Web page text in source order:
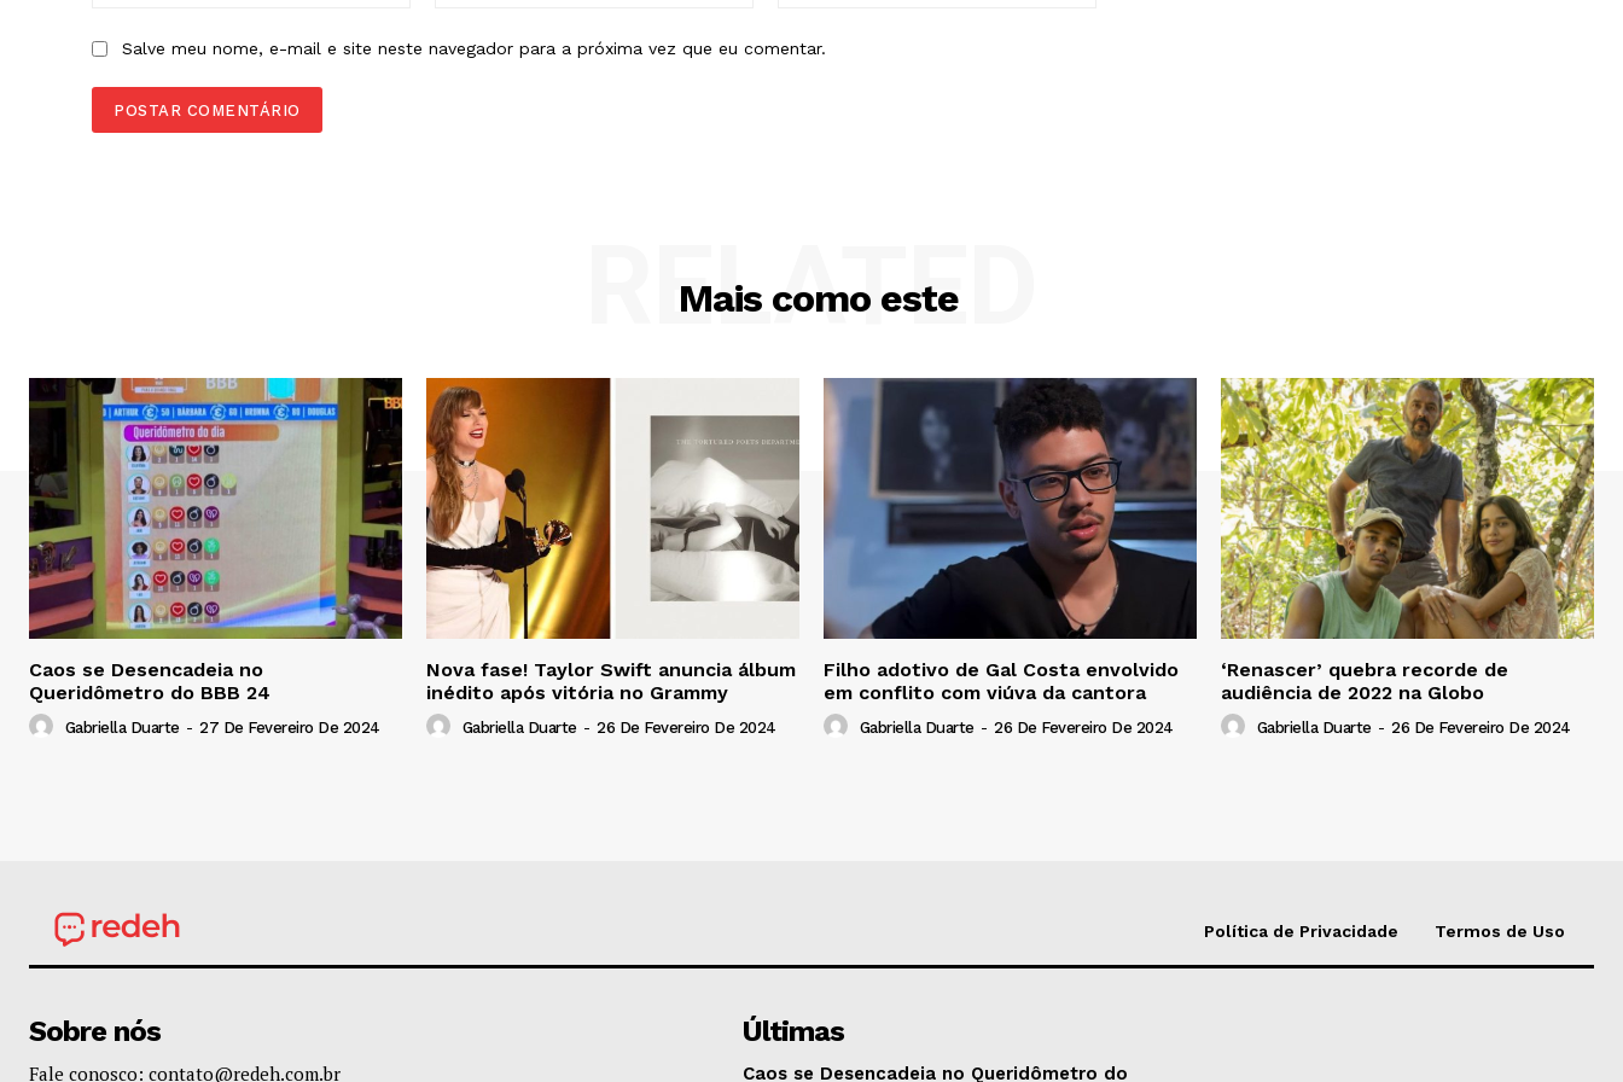
Salve meu nome, e-mail e site neste navegador para a próxima vez que eu comentar.
Mais como este
RELATED
Caos se Desencadeia no
Queridômetro do BBB 24
Gabriella Duarte - 27 De Fevereiro De 2024
Nova fase! Taylor Swift anuncia álbum
inédito após vitória no Grammy
Gabriella Duarte - 26 De Fevereiro De 2024
Filho adotivo de Gal Costa envolvido
em conflito com viúva da cantora
Gabriella Duarte - 26 De Fevereiro De 2024
‘Renascer’ quebra recorde de
audiência de 2022 na Globo
Gabriella Duarte - 26 De Fevereiro De 2024
Política de Privacidade Termos de Uso
Sobre nós
Fale conosco: contato@redeh.com.br
Últimas
Caos se Desencadeia no Queridômetro do